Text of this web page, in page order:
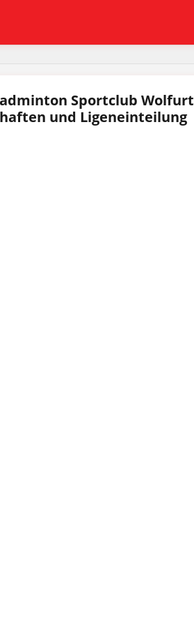
Sportclub Wolfurt
und Ligeneinteilung